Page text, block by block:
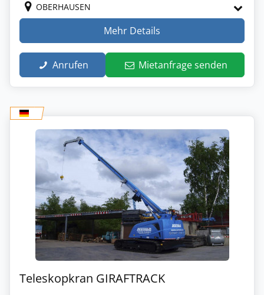
OBERHAUSEN
Mehr Details
Anrufen Mietanfrage senden
Teleskopkran GIRAFTRACK